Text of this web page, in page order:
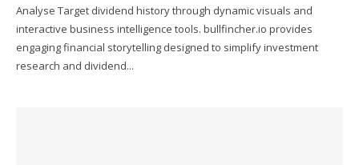
Analyse Target dividend history through dynamic visuals and
interactive business intelligence tools. bullfincher.io provides
engaging financial storytelling designed to simplify investment
research and dividend...